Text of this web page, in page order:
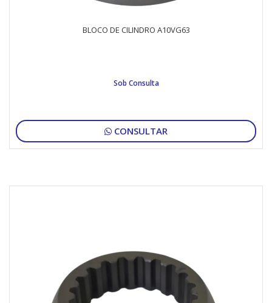
BLOCO DE CILINDRO A10VG63
Sob Consulta
CONSULTAR